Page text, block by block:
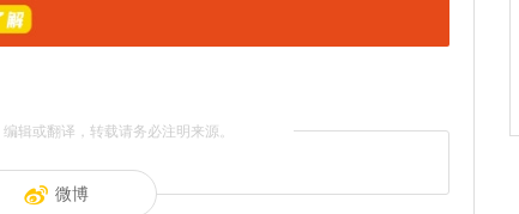
辑或翻译，转载请务必注明来源。
微博